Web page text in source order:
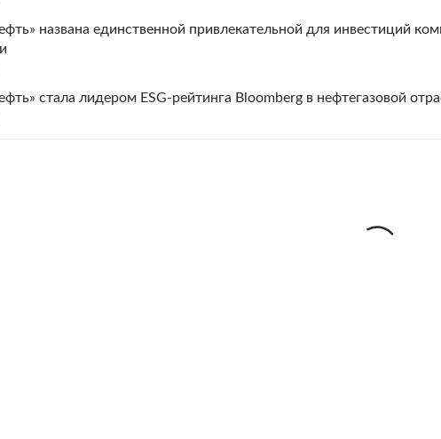
названа единственной привлекательной для инвестиций
стала лидером ESG-рейтинга Bloomberg в нефтегазовой